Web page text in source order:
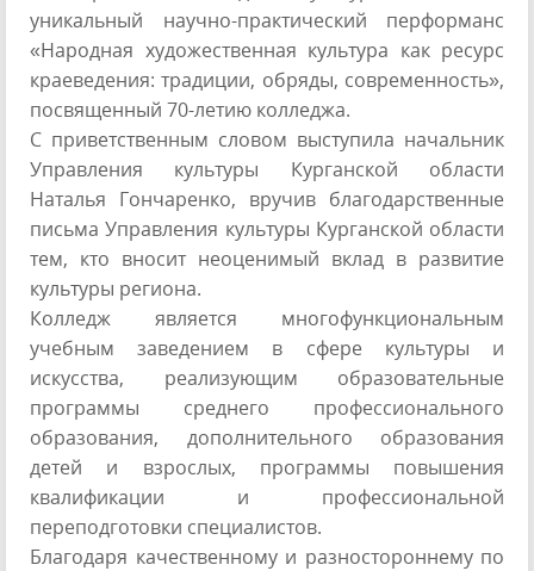
уникальный научно-практический перформанс
«Народная художественная культура как ресурс
краеведения: традиции, обряды, современность»,
посвященный 70-летию колледжа.
С приветственным словом выступила начальник
Управления культуры Курганской области
Наталья Гончаренко, вручив благодарственные
письма Управления культуры Курганской области
тем, кто вносит неоценимый вклад в развитие
культуры региона.
Колледж является многофункциональным
учебным заведением в сфере культуры и
искусства, реализующим образовательные
программы среднего профессионального
образования, дополнительного образования
детей и взрослых, программы повышения
квалификации и профессиональной
переподготовки специалистов.
Благодаря качественному и разностороннему по